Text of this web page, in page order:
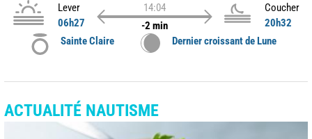
Lever
06h27
14:04
-2 min
Coucher
20h32
Sainte Claire
Dernier croissant de Lune
ACTUALITÉ NAUTISME